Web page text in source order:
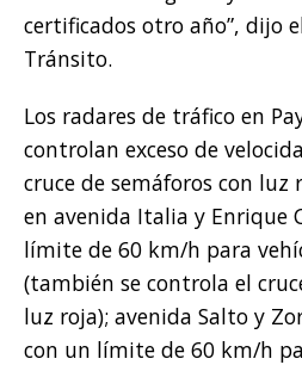
certificados otro año”, dijo
Tránsito.
Los radares de tráfico en
controlan exceso de
cruce de semáforos con luz
en avenida Italia y Enrique
límite de 60 km/h para
(también se controla el
luz roja); avenida Salto y
con un límite de 60 km/h